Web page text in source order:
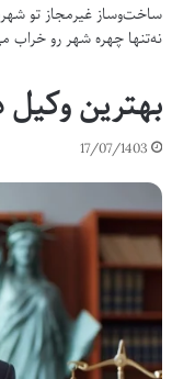
ساخت‌وساز غیرمجاز تو
نه‌تنها چهره شهر رو خراب
بهترین وکیل
17/07/1403